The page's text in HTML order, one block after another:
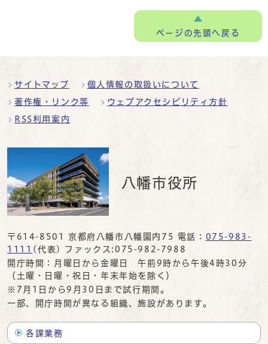
ページの先頭へ戻る
サイトマップ 個人情報の取扱いについて
著作権・リンク等 ウェブアクセシビリティ方針
RSS利用案内
八幡市役所
〒614-8501 京都府八幡市八幡園内75 電話： 075-983-
1111 (代表) ファックス:075-982-7988
開庁時間：月曜日から金曜日 午前9時から午後4時30分
（土曜・日曜・祝日・年末年始を除く）
※7月1日から9月30日まで試行期間。
一部、開庁時間が異なる組織、施設があります。
各課業務